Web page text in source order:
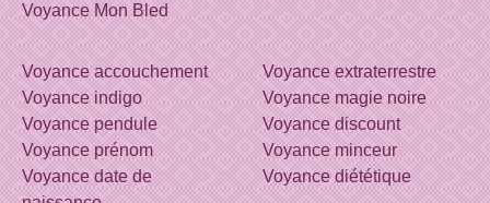
Voyance Mon Bled
Voyance accouchement
Voyance indigo
Voyance pendule
Voyance prénom
Voyance date de
Voyance extraterrestre
Voyance magie noire
Voyance discount
Voyance minceur
Voyance diététique